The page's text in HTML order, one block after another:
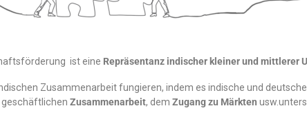
ist eine Repräsentanz indischer kleiner und mittlerer
Zusammenarbeit fungieren, indem es indische und
geschäftlichen Zusammenarbeit, dem Zugang zu Märkten